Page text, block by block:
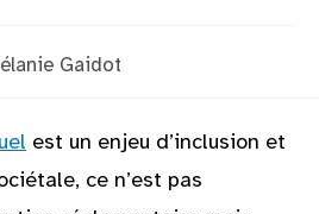
Gaidot
est un enjeu d’inclusion et
ce n’est pas